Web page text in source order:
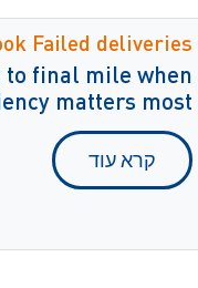
Failed deliveries
final mile when
matters most
קרא עוד